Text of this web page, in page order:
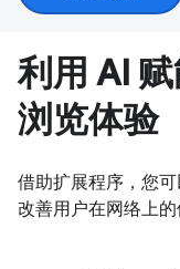
利用 AI
浏览体验
借助扩展程序，您
改善用户在网络上的